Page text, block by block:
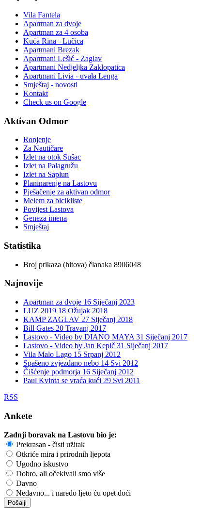
Vila Fantela
Apartman za dvoje
Apartman za 4 osoba
Kuća Rina - Lučica
Apartmani Brezak
Apartmani Lešić - Zaglav
Apartmani Nedjeljka Zaklopatica
Apartmani Livia - uvala Lenga
Smještaj - novosti
Kontakt
Check us on Google
Aktivan Odmor
Ronjenje
Za Nautičare
Izlet na otok Sušac
Izlet na Palagružu
Izlet na Saplun
Planinarenje na Lastovu
Pješačenje za aktivan odmor
Melem za bicikliste
Povijest Lastova
Geneza imena
Smještaj
Statistika
Broj prikaza (hitova) članaka 8906048
Najnovije
Apartman za dvoje 16 Siječanj 2023
LUZ 2019 18 Ožujak 2018
KAMP ZAGLAV 27 Siječanj 2018
Bill Gates 20 Travanj 2017
Lastovo - Video by DIANO MAYA 31 Siječanj 2017
Lastovo - Video by Jan Kepič 31 Siječanj 2017
Vila Malo Lago 15 Srpanj 2012
Spašeno zvjezdano nebo 14 Svi 2012
Čišćenje podmorja 16 Siječanj 2012
Paul Kvinta se vraća kući 29 Svi 2011
RSS
Ankete
Zadnji boravak na Lastovu bio je:
Prekrasan - čisti užitak
Otkriće mira i prirodnih ljepota
Ugodno iskustvo
Dobro, ali očekivali smo više
Davno
Nedavno... i naredo ljeto ću opet doći